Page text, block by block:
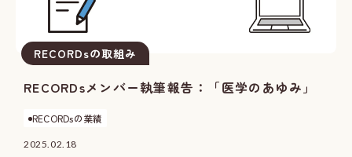
RECORDsの取組み
RECORDsメンバー執筆報告：「医学のあゆみ」
RECORDsの業績
2025.02.18